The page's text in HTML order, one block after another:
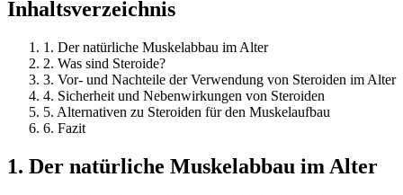
Inhaltsverzeichnis
1. Der natürliche Muskelabbau im Alter
2. Was sind Steroide?
3. Vor- und Nachteile der Verwendung von Steroiden im Alter
4. Sicherheit und Nebenwirkungen von Steroiden
5. Alternativen zu Steroiden für den Muskelaufbau
6. Fazit
1. Der natürliche Muskelabbau im Alter